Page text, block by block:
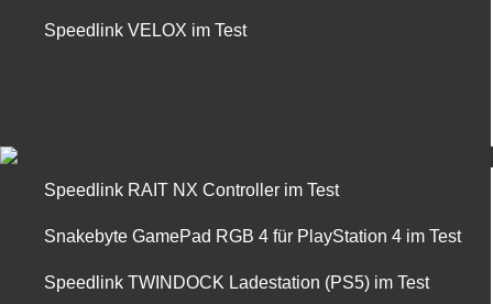
Speedlink VELOX im Test
Speedlink RAIT NX Controller im Test
Snakebyte GamePad RGB 4 für PlayStation 4 im Test
Speedlink TWINDOCK Ladestation (PS5) im Test